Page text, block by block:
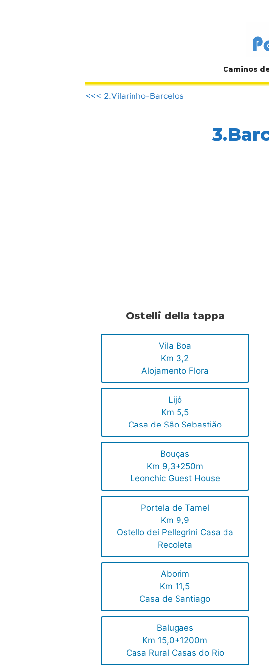
Caminos
.
<<< 2.Vilarinho-Barcelos
Ostelli della tappa
Vila Boa
Km 3,2
Alojamento Flora
Lijó
Km 5,5
Casa de São Sebastião
Bouças
Km 9,3+250m
Leonchic Guest House
Portela de Tamel
Km 9,9
Ostello dei Pellegrini Casa da
Recoleta
Aborim
Km 11,5
Casa de Santiago
Balugaes
Km 15,0+1200m
Casa Rural Casas do Rio